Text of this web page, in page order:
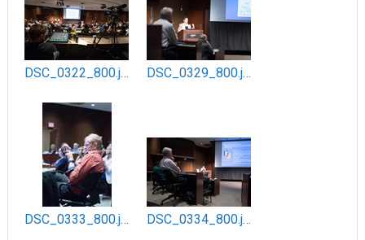
DSC_0322_800.jpg DSC_0329_800.jpg
DSC_0333_800.jpg DSC_0334_800.jpg